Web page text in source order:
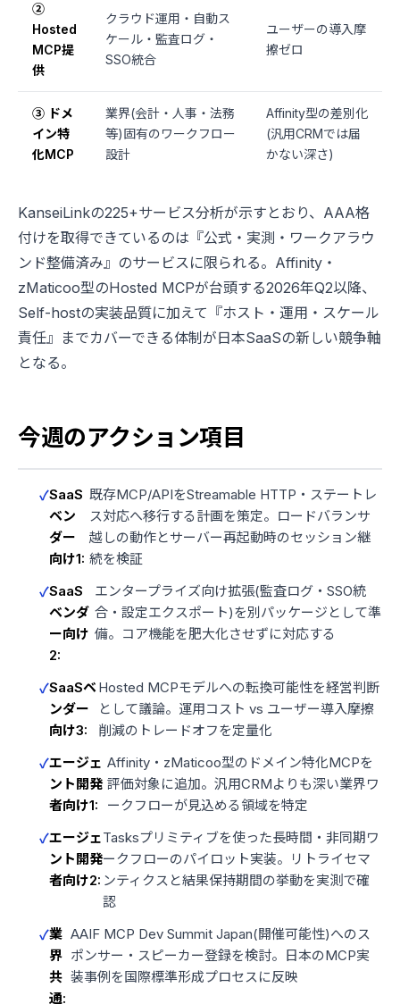
②
Hosted
MCP提
供
クラウド運用・自動ス
ケール・監査ログ・
SSO統合
ユーザーの導入摩
擦ゼロ
③ ドメ
イン特
化MCP
業界(会計・人事・法務
等)固有のワークフロー
設計
Affinity型の差別化
(汎用CRMでは届
かない深さ)
KanseiLinkの225+サービス分析が示すとおり、AAA格
付けを取得できているのは『公式・実測・ワークアラウ
ンド整備済み』のサービスに限られる。Affinity・
zMaticoo型のHosted MCPが台頭する2026年Q2以降、
Self-hostの実装品質に加えて『ホスト・運用・スケール
責任』までカバーできる体制が日本SaaSの新しい競争軸
となる。
今週のアクション項目
SaaS
ベン
ダー
向け1:
既存MCP/APIをStreamable HTTP・ステートレ
ス対応へ移行する計画を策定。ロードバランサ
越しの動作とサーバー再起動時のセッション継
続を検証
SaaS
ベンダ
ー向け
2:
エンタープライズ向け拡張(監査ログ・SSO統
合・設定エクスポート)を別パッケージとして準
備。コア機能を肥大化させずに対応する
SaaSベ
ンダー
向け3:
Hosted MCPモデルへの転換可能性を経営判断
として議論。運用コスト vs ユーザー導入摩擦
削減のトレードオフを定量化
エージェ
ント開発
者向け1:
Affinity・zMaticoo型のドメイン特化MCPを
評価対象に追加。汎用CRMよりも深い業界ワ
ークフローが見込める領域を特定
エージェ
ント開発
者向け2:
Tasksプリミティブを使った長時間・非同期ワ
ークフローのパイロット実装。リトライセマ
ンティクスと結果保持期間の挙動を実測で確
認
業
界
共
通:
AAIF MCP Dev Summit Japan(開催可能性)へのス
ポンサー・スピーカー登録を検討。日本のMCP実
装事例を国際標準形成プロセスに反映